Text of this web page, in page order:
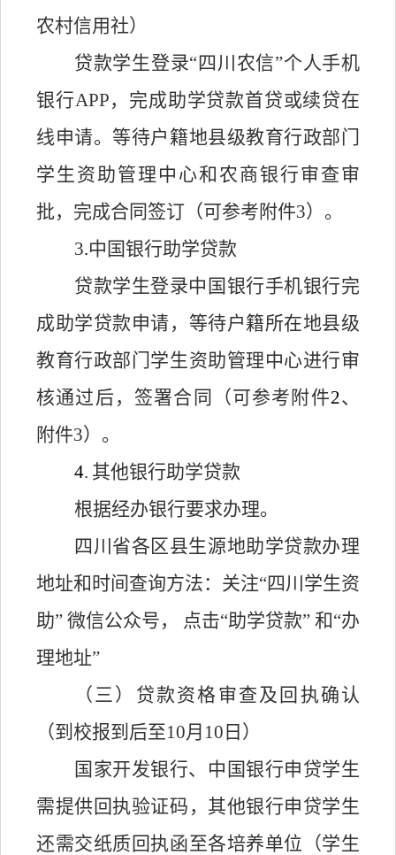
农村信用社）
贷款学生登录“四川农信”个人手机
银行APP，完成助学贷款首贷或续贷在
线申请。等待户籍地县级教育行政部门
学生资助管理中心和农商银行审查审
批，完成合同签订（可参考附件3）。
3.中国银行助学贷款
贷款学生登录中国银行手机银行完
成助学贷款申请，等待户籍所在地县级
教育行政部门学生资助管理中心进行审
核通过后，签署合同（可参考附件2、
附件3）。
4. 其他银行助学贷款
根据经办银行要求办理。
四川省各区县生源地助学贷款办理
地址和时间查询方法：关注“四川学生资
助” 微信公众号， 点击“助学贷款” 和“办
理地址”
（三）贷款资格审查及回执确认
（到校报到后至10月10日）
国家开发银行、中国银行申贷学生
需提供回执验证码 ， 其他银行申贷学生
还需交纸质回执函至各培养单位（学生